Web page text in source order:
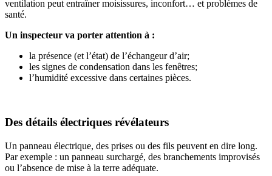
ventilation peut entraîner moisissures, inconfort… et problèmes de
santé.
Un inspecteur va porter attention à :
la présence (et l’état) de l’échangeur d’air;
les signes de condensation dans les fenêtres;
l’humidité excessive dans certaines pièces.
Des détails électriques révélateurs
Un panneau électrique, des prises ou des fils peuvent en dire long.
Par exemple : un panneau surchargé, des branchements improvisés
ou l’absence de mise à la terre adéquate.